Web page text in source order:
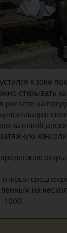
к зоне
открывать
расчете на
за
на